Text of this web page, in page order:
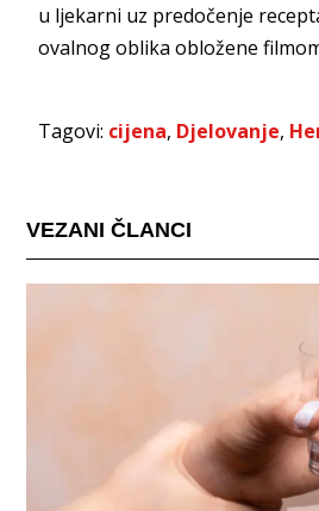
u ljekarni uz predočenje
ovalnog oblika obložene
Tagovi: cijena, Djelovanje,
VEZANI ČLANCI